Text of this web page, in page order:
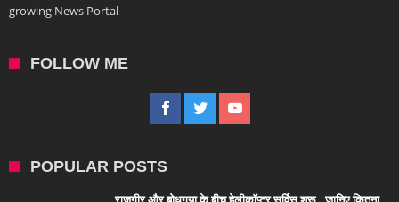
growing News Portal
FOLLOW ME
POPULAR POSTS